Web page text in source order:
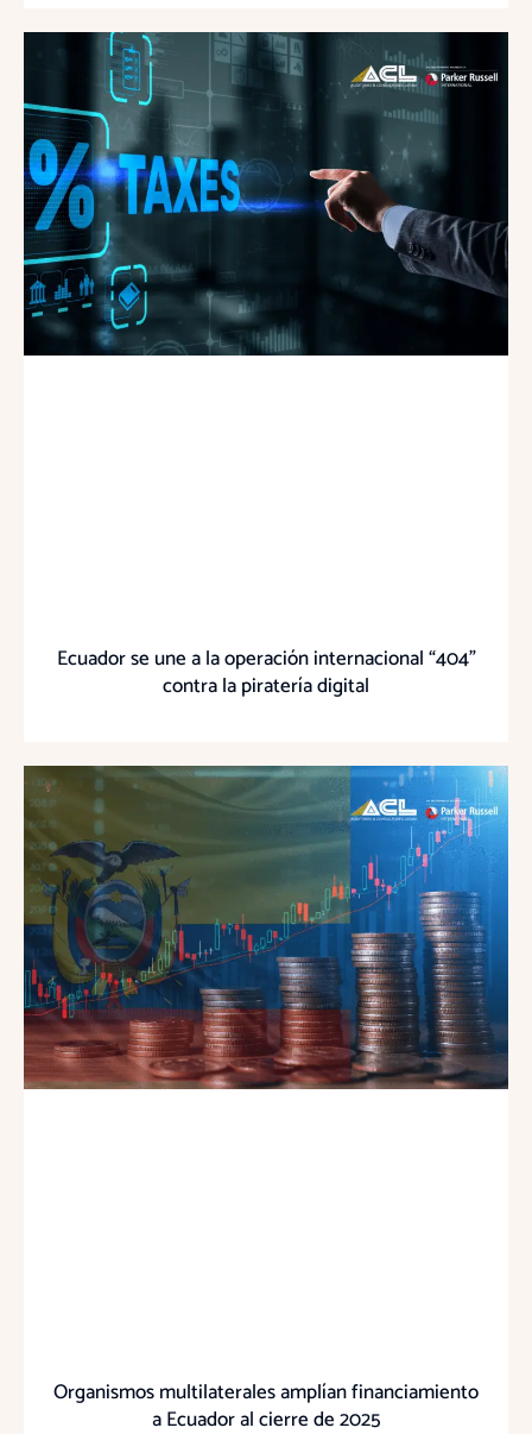
Ecuador se une a la operación internacional “404”
contra la piratería digital
Organismos multilaterales amplían financiamiento
a Ecuador al cierre de 2025